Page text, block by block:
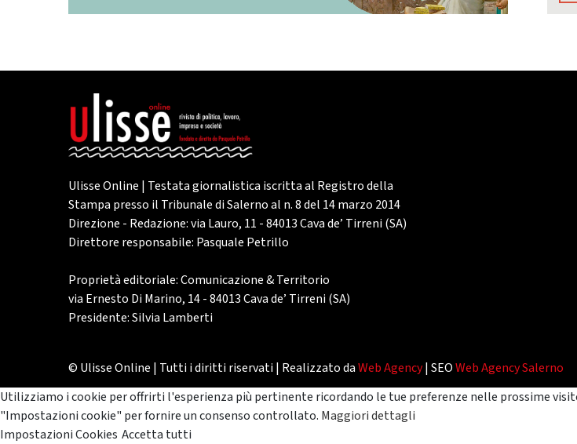
Ulisse Online | Testata giornalistica iscritta al Registro della
Stampa presso il Tribunale di Salerno al n. 8 del 14 marzo 2014
Direzione - Redazione: via Lauro, 11 - 84013 Cava de’ Tirreni (SA)
Direttore responsabile: Pasquale Petrillo
Proprietà editoriale: Comunicazione & Territorio
via Ernesto Di Marino, 14 - 84013 Cava de’ Tirreni (SA)
Presidente: Silvia Lamberti
© Ulisse Online | Tutti i diritti riservati | Realizzato daWeb Agency| SEOWeb Agency Salerno
Utilizziamo i cookie per offrirti l'esperienza più pertinente ricordando le tue preferenze nelle prossime
"Impostazioni cookie" per fornire un consenso controllato. Maggiori dettagli
Impostazioni Cookies Accetta tutti